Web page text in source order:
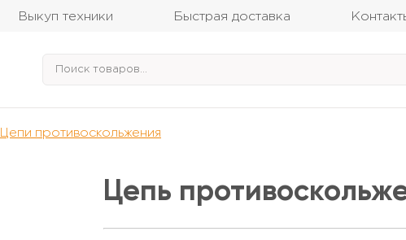
Выкуп техники Быстрая доставка
Цепи противоскольжения
Цепь